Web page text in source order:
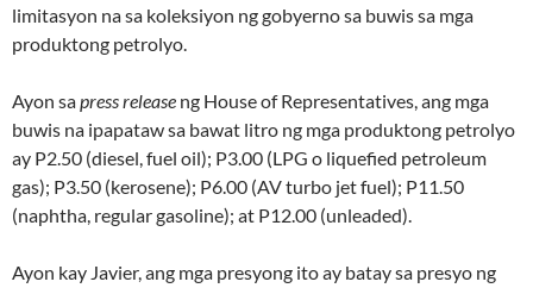
limitasyon na sa koleksiyon ng gobyerno sa buwis sa mga
produktong petrolyo.
Ayon sapress release ng House of Representatives, ang mga
buwis na ipapataw sa bawat litro ng mga produktong petrolyo
ay P2.50 (diesel, fuel oil); P3.00 (LPG o liquefied petroleum
gas); P3.50 (kerosene); P6.00 (AV turbo jet fuel); P11.50
(naphtha, regular gasoline); at P12.00 (unleaded).
Ayon kay Javier, ang mga presyong ito ay batay sa presyo ng